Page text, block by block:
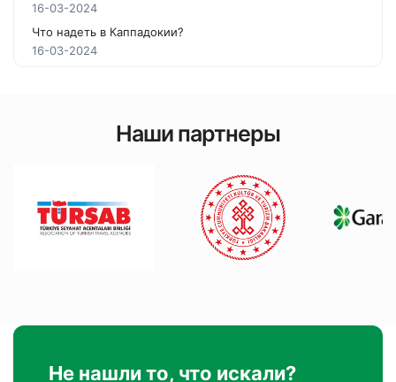
16-03-2024
Что надеть в Каппадокии?
16-03-2024
Наши партнеры
Не нашли то, что искали?